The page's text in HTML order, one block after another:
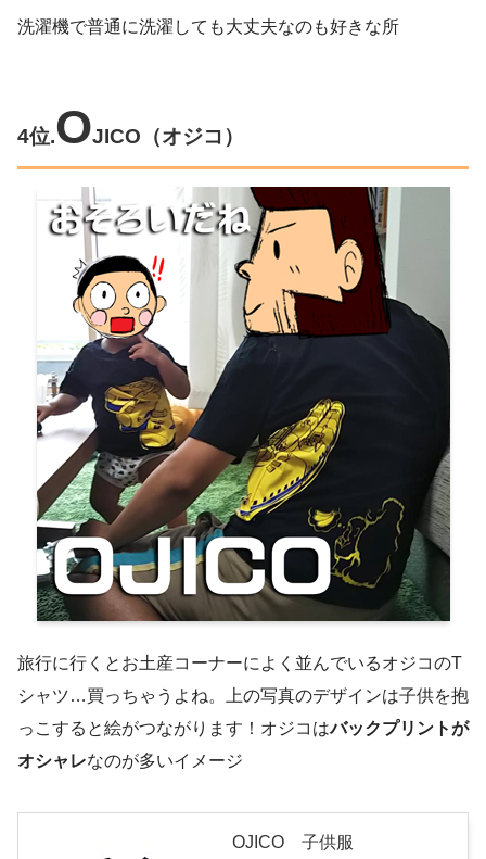
洗濯機で普通に洗濯しても大丈夫なのも好きな所
4位.OJICO（オジコ）
旅行に行くとお土産コーナーによく並んでいるオジコのT
シャツ…買っちゃうよね。上の写真のデザインは子供を抱
っこすると絵がつながります！オジコはバックプリントが
オシャレなのが多いイメージ
OJICO 子供服